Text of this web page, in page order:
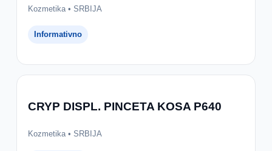
Kozmetika • SRBIJA
Informativno
CRYP DISPL. PINCETA KOSA P640
Kozmetika • SRBIJA